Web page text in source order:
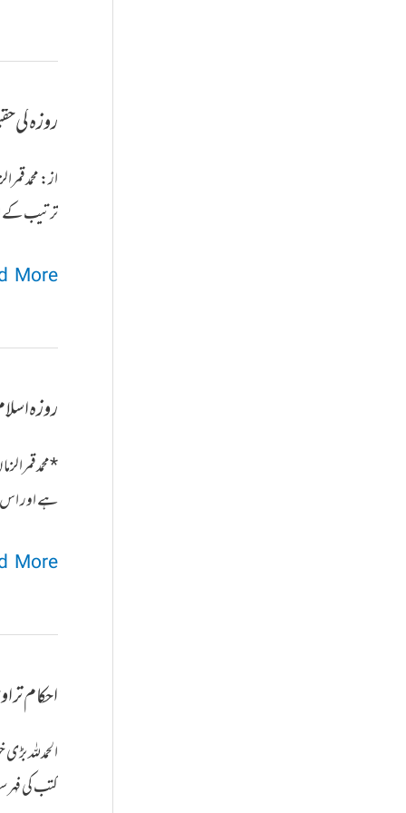
ماحول
بہترین
موثر
ذریعہ
روزہ کی
از: محمد
ترتیب کے
روزہ
حقیقت
کی
میں
More »
روزہ
*محمد
ہے اور اس
روزہ
کا
اور
بنیادی
رکن
ہے
More »
احکام
الحمدللہ
کتب کی